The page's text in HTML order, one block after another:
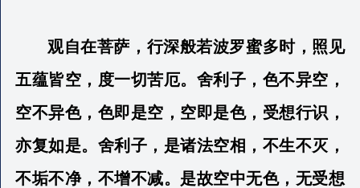
观自在菩萨，行深般若波罗蜜多时，照见
五蕴皆空，度一切苦厄。舍利子，色不异空，
空不异色，色即是空，空即是色，受想行识，
亦复如是。舍利子，是诸法空相，不生不灭，
不垢不净，不增不减。是故空中无色，无受想